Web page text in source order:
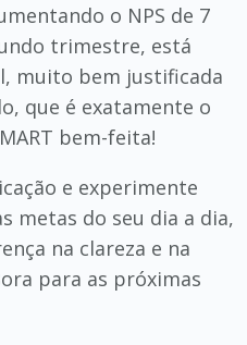
o NPS de 7
trimestre, está
muito bem justificada
que é exatamente o
bem-feita!
e experimente
metas do seu dia a dia,
na clareza e na
para as próximas